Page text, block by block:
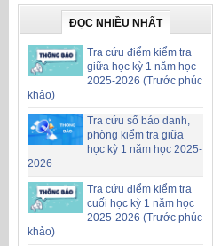
ĐỌC NHIỀU NHẤT
Tra cứu điểm kiểm tra
giữa học kỳ 1 năm học
2025-2026 (Trước phúc
khảo)
Tra cứu số báo danh,
phòng kiểm tra giữa
học kỳ 1 năm học 2025-
2026
Tra cứu điểm kiểm tra
cuối học kỳ 1 năm học
2025-2026 (Trước phúc
khảo)